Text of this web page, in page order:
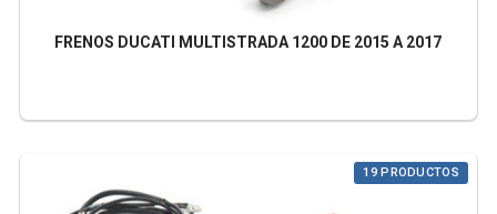
FRENOS DUCATI MULTISTRADA 1200 DE 2015 A 2017
19 PRODUCTOS